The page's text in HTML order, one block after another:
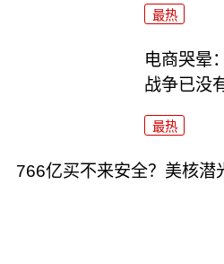
最热
电商哭晕
战争已没
最热
766亿买不来安全？美核潜